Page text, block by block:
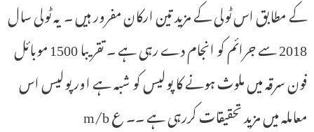
کے مطابق اس ٹولی کے مزید تین ارکان مفرور ہیں ۔ یہ ٹولی سال
2018 سے جرائم کو انجام دے رہی ہے ۔ تقریبا 1500 موبائل
فون سرقہ میں ملوث ہونے کا پولیس کو شبہ ہے اور پولیس اس
معاملہ میں مزید تحقیقات کررہی ہے ۔۔ ع m/b